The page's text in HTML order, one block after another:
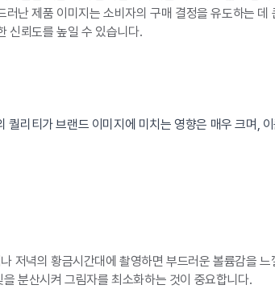
난 제품 이미지는 소비자의 구매 결정을 유도하는 데
신뢰도를 높일 수 있습니다.
리티가 브랜드 이미지에 미치는 영향은 매우 크며,
저녁의 황금시간대에 촬영하면 부드러운 볼륨감을 느
분산시켜 그림자를 최소화하는 것이 중요합니다.